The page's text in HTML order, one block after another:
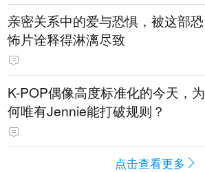
亲密关系中的爱与恐惧，被这部恐
怖片诠释得淋漓尽致
K-POP偶像高度标准化的今天，为
何唯有Jennie能打破规则？
点击查看更多